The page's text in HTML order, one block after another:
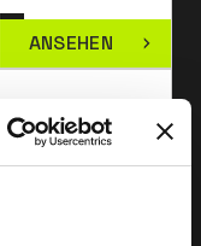
ANSEHEN